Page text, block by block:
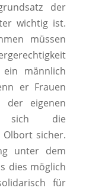
der
wichtig ist.
müssen
männlich
er Frauen
der eigenen
sich die
Olbort sicher.
unter dem
dies möglich
für